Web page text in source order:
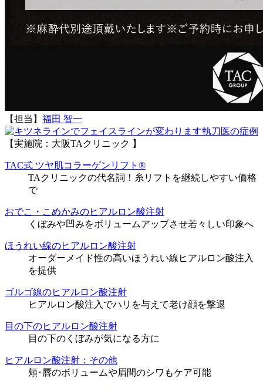
【担当】 福田 智一
執刀医の症例
【実施院：大阪TAクリニック 】
TAC式 ツヤ肌コラーゲンリフト®
TAクリニックの代名詞！糸リフトを継続しやすい価格
で
おでこ・こめかみのヒアルロン酸注射
くぼみや凹みをボリュームアップさせ若々しい印象へ
ほうれい線のヒアルロン酸注射
オーダーメイド性の高いほうれい線ヒアルロン酸注入
を提供
ゴルゴ線のヒアルロン酸注射
ヒアルロン酸注入でハリを与えて老け顔を撃退
目の下のヒアルロン酸注射
目の下のくぼみが気になる方に
ヒアルロン酸注射：その他
頬･唇のボリュームや眉間のシワもケア可能